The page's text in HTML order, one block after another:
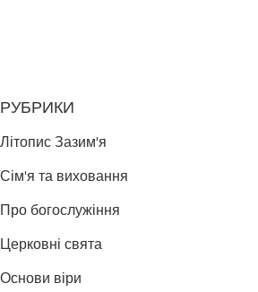
РУБРИКИ
Літопис Зазим'я
Сім'я та виховання
Про богослужіння
Церковні свята
Основи віри